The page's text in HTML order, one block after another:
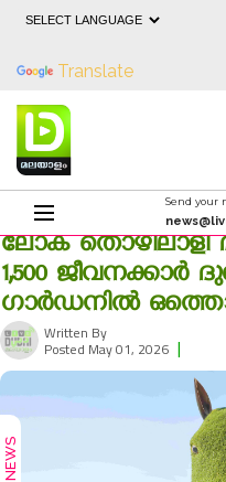
Translate
Send your
ലോക തൊഴിലാളി
1,500 ജീവനക്കാർ
ഗാര്‍ഡനിൽ
Written By
Posted May 01, 2026 |
NEWS